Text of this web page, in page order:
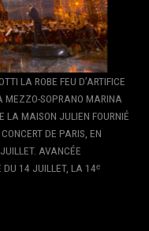
LA ROBE FEU D’ARTIFICE
MEZZO-SOPRANO MARINA
LA MAISON JULIEN FOURNIÉ
DE PARIS, EN
AVANCÉE
DU 14 JUILLET, LA 14ᵉ